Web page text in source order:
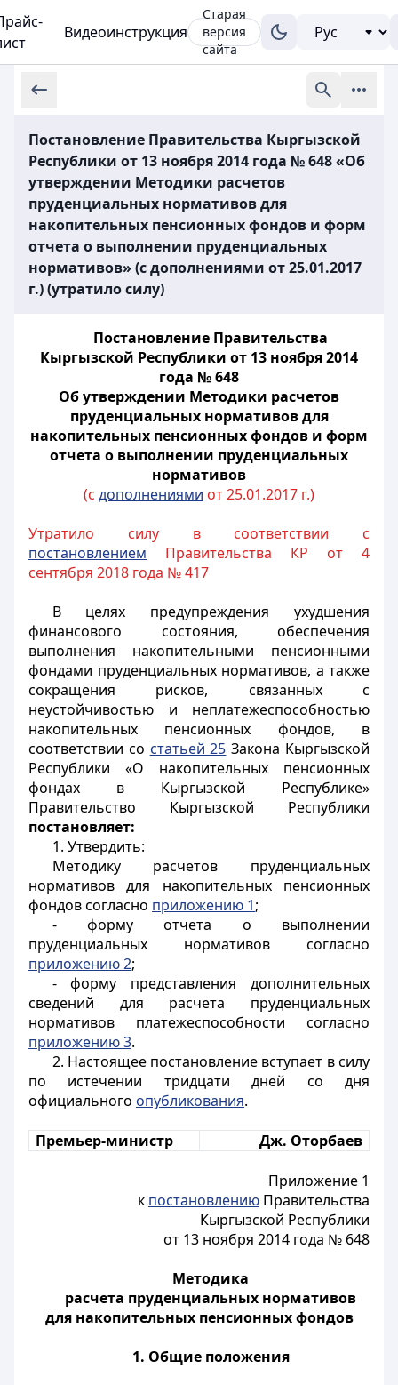
Видеоинструкция
Старая
версия
сайта
Постановление Правительства Кыргызской
Республики от 13 ноября 2014 года № 648 «Об
утверждении Методики расчетов
пруденциальных нормативов для
накопительных пенсионных фондов и форм
отчета о выполнении пруденциальных
нормативов» (с дополнениями от 25.01.2017
г.) (утратило силу)
Постановление Правительства
Кыргызской Республики от 13 ноября 2014
года № 648
Об утверждении Методики расчетов
пруденциальных нормативов для
накопительных пенсионных фондов и форм
отчета о выполнении пруденциальных
нормативов
(с дополнениями от 25.01.2017 г.)
Утратило силу в соответствии с
постановлением Правительства КР от 4
сентября 2018 года № 417
В целях предупреждения ухудшения
финансового состояния, обеспечения
выполнения накопительными пенсионными
фондами пруденциальных нормативов, а также
сокращения рисков, связанных с
неустойчивостью и неплатежеспособностью
накопительных пенсионных фондов, в
соответствии со статьей 25 Закона Кыргызской
Республики «О накопительных пенсионных
фондах в Кыргызской Республике»
Правительство Кыргызской Республики
постановляет:
1. Утвердить:
Методику расчетов пруденциальных
нормативов для накопительных пенсионных
фондов согласно приложению 1;
- форму отчета о выполнении
пруденциальных нормативов согласно
приложению 2;
- форму представления дополнительных
сведений для расчета пруденциальных
нормативов платежеспособности согласно
приложению 3.
2. Настоящее постановление вступает в силу
по истечении тридцати дней со дня
официального опубликования.
Премьер-министр Дж. Оторбаев
Приложение 1
к постановлению Правительства
Кыргызской Республики
от 13 ноября 2014 года № 648
Методика
расчета пруденциальных нормативов
для накопительных пенсионных фондов
1. Общие положения